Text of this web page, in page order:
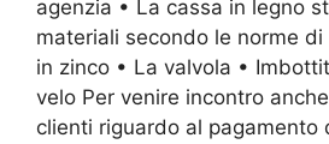
agenzia • La cassa in legno
materiali secondo le norme
in zinco • La valvola •
velo Per venire incontro
clienti riguardo al pagamento